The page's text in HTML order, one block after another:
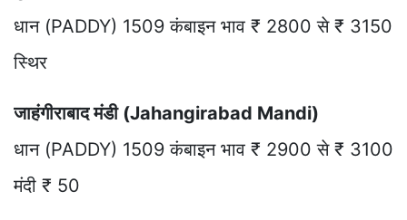
धान (PADDY) 1509 कंबाइन भाव ₹ 2800 से ₹ 3150
स्थिर
जाहंगीराबाद मंडी (Jahangirabad Mandi)
धान (PADDY) 1509 कंबाइन भाव ₹ 2900 से ₹ 3100
मंदी ₹ 50